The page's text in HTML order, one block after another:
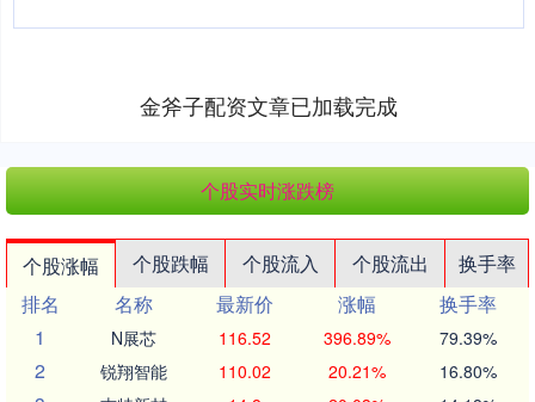
金斧子配资文章已加载完成
个股实时涨跌榜
个股涨幅 个股跌幅 个股流入 个股流出
换手率
排名
名称 最新价 涨幅
换手率
1
N展芯 116.52 396.89% 79.39%
2 锐翔智能 110.02 20.21% 16.80%